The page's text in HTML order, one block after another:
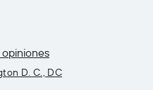
D. C., DC